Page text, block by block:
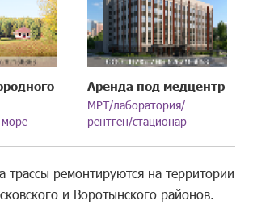
море
Аренда под медцентр
МРТ/лаборатория/
рентген/стационар
трассы ремонтируются на территории
и Воротынского районов.